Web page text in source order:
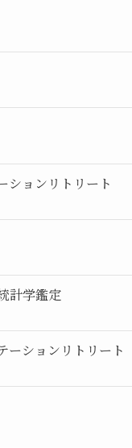
ションリトリート
計学鑑定
ーションリトリート